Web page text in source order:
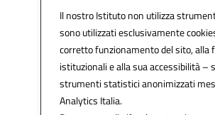
Il nostro Istituto non utilizza
sono utilizzati esclusivamente
corretto funzionamento del sito, alla
istituzionali e alla sua accessibilità –
strumenti statistici anonimizzati
Analytics Italia.